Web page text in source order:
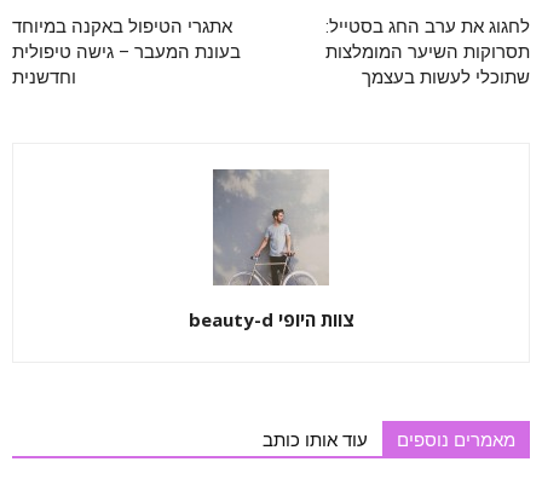
לחגוג את ערב החג בסטייל:
תסרוקות השיער המומלצות
שתוכלי לעשות בעצמך
אתגרי הטיפול באקנה במיוחד
בעונת המעבר – גישה טיפולית
וחדשנית
צוות היופי beauty-d
מאמרים נוספים עוד אותו כותב